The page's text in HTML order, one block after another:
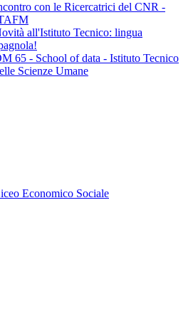
con le Ricercatrici del CNR -
all'Istituto Tecnico: lingua
65 - School of data - Istituto Tecnico
Scienze Umane
Economico Sociale